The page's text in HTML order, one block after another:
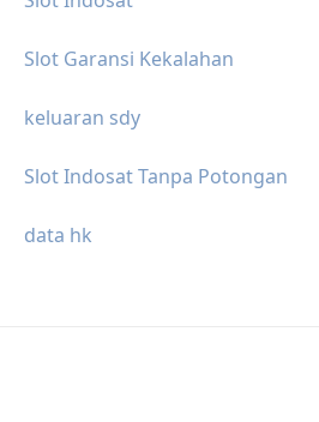
Slot Garansi Kekalahan
keluaran sdy
Slot Indosat Tanpa Potongan
data hk